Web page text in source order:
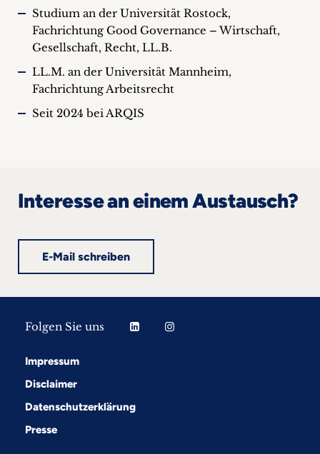
Studium an der Universität Rostock,
Fachrichtung Good Governance – Wirtschaft,
Gesellschaft, Recht, LL.B.
LL.M. an der Universität Mannheim,
Fachrichtung Arbeitsrecht
Seit 2024 bei ARQIS
Interesse an einem Austausch?
E-Mail schreiben
Folgen Sie uns
Impressum
Disclaimer
Datenschutzerklärung
Presse